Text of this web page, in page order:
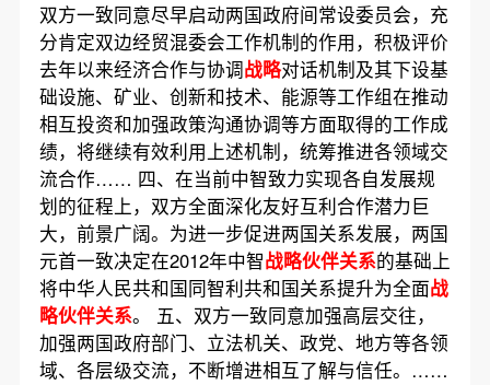
双方一致同意尽早启动两国政府间常设委员会，充
分肯定双边经贸混委会工作机制的作用，积极评价
去年以来经济合作与协调战略对话机制及其下设基
础设施、矿业、创新和技术、能源等工作组在推动
相互投资和加强政策沟通协调等方面取得的工作成
绩，将继续有效利用上述机制，统筹推进各领域交
流合作…… 四、在当前中智致力实现各自发展规
划的征程上，双方全面深化友好互利合作潜力巨
大，前景广阔。为进一步促进两国关系发展，两国
元首一致决定在2012年中智战略伙伴关系的基础上
将中华人民共和国同智利共和国关系提升为全面战
略伙伴关系。 五、双方一致同意加强高层交往，
加强两国政府部门、立法机关、政党、地方等各领
域、各层级交流，不断增进相互了解与信任。……